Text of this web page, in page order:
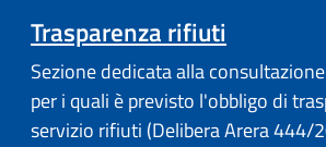
Trasparenza rifiuti
Sezione dedicata alla
per i quali è previsto l'obbligo di
servizio rifiuti (Delibera Arera 444/